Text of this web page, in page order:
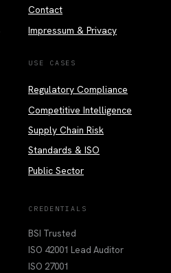
Contact
Impressum & Privacy
USE CASES
Regulatory Compliance
Competitive Intelligence
Supply Chain Risk
Standards & ISO
Public Sector
CREDENTIALS
BSI Trusted
ISO 42001 Lead Auditor
ISO 27001